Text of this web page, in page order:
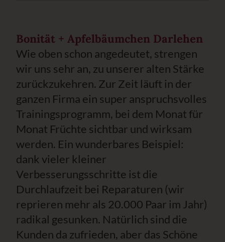
Bonität + Apfelbäumchen Darlehen
Wie oben schon angedeutet, strengen
wir uns sehr an, zu unserer alten Stärke
zurückzukehren. Zur Zeit läuft in der
ganzen Firma ein super anspruchsvolles
Trainingsprogramm, bei dem Monat für
Monat Früchte sichtbar und wirksam
werden. Ein wunderbares Beispiel:
dank vieler kleiner
Verbesserungsschritte ist die
Durchlaufzeit bei Reparaturen (wir
reprieren mehr als 20.000 Paar im Jahr)
radikal gesunken. Natürlich sind die
Kunden da zufrieden, aber das Schöne